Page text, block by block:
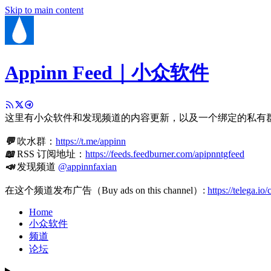
Skip to main content
Appinn Feed｜小众软件
这里有小众软件和发现频道的内容更新，以及一个绑定的私有
💬吹水群： https://t.me/appinn
📖RSS 订阅地址： https://feeds.feedburner.com/apipnntgfeed
📣发现频道 @appinnfaxian
在这个频道发布广告（Buy ads on this channel）: https://telega.io/
Home
小众软件
频道
论坛